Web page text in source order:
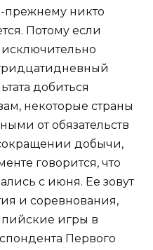
прежнему никто
Потому если
добиться
некоторые страны
от обязательств
добычи,
говорится, что
с июня. Ее зовут
и соревнования,
игры в
Первого